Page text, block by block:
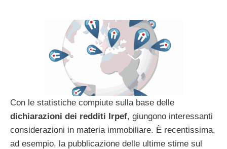
Con le statistiche compiute sulla base delle
dichiarazioni dei redditi Irpef, giungono interessanti
considerazioni in materia immobiliare. È recentissima,
ad esempio, la pubblicazione delle ultime stime sul